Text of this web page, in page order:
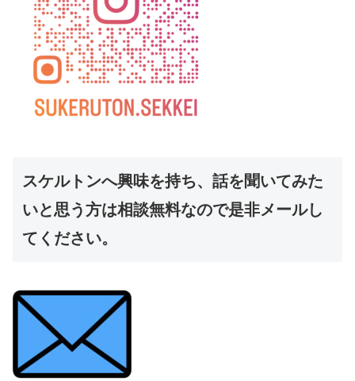
スケルトンへ興味を持ち、話を聞いてみた
いと思う方は相談無料なので是非メールし
てください。